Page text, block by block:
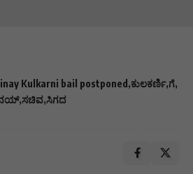
Kulkarni bail postponed ಕುಲಕರ್ಣಿ ಗೆ
ಸಚಿವ ಸಿಗದ